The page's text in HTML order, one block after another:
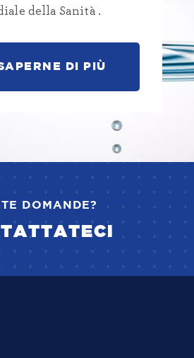
della Sanità .
DI PIÙ
DOMANDE?